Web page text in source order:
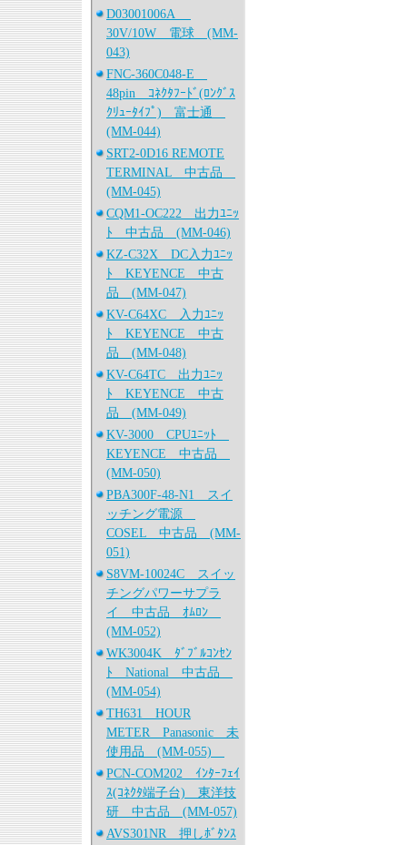
D03001006A
30V/10W 電球 (MM-
043)
FNC-360C048-E
48pin ｺﾈｸﾀﾌｰﾄﾞ(ﾛﾝｸﾞｽ
ｸﾘｭｰﾀｲﾌﾟ) 富士通
(MM-044)
SRT2-0D16 REMOTE
TERMINAL 中古品
(MM-045)
CQM1-OC222 出力ﾕﾆｯ
ﾄ 中古品 (MM-046)
KZ-C32X DC入力ﾕﾆｯ
ﾄ KEYENCE 中古
品 (MM-047)
KV-C64XC 入力ﾕﾆｯ
ﾄ KEYENCE 中古
品 (MM-048)
KV-C64TC 出力ﾕﾆｯ
ﾄ KEYENCE 中古
品 (MM-049)
KV-3000 CPUﾕﾆｯﾄ
KEYENCE 中古品
(MM-050)
PBA300F-48-N1 スイ
ッチング電源
COSEL 中古品 (MM-
051)
S8VM-10024C スイッ
チングパワーサプラ
イ 中古品 ｵﾑﾛﾝ
(MM-052)
WK3004K ﾀﾞﾌﾞﾙｺﾝｾﾝ
ﾄ National 中古品
(MM-054)
TH631 HOUR
METER Panasonic 未
使用品 (MM-055)
PCN-COM202 ｲﾝﾀｰﾌｪｲ
ｽ(ｺﾈｸﾀ端子台) 東洋技
研 中古品 (MM-057)
AVS301NR 押しﾎﾞﾀﾝｽ